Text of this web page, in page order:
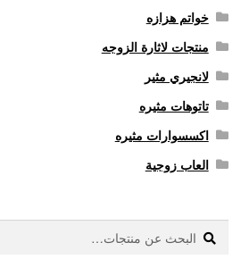
خواتم هزازه
منتجات لاثارة الزوجه
لانجيري مثير
تاتوهات مثيره
اكسسوارات مثيره
العاب زوجية
البحث
عن:
بحث